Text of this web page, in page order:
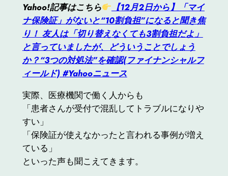
Yahoo!記事はこちら
【12月2日から】「マイ
ナ保険証」がないと“10割負担”になると聞き焦
り！ 友人は「切り替えなくても3割負担だよ」
と言っていましたが、どういうことでしょう
か？“3つの対処法”を確認(ファイナンシャルフ
ィールド) #Yahooニュース
実際、医療機関で働く人からも
「患者さんが受付で混乱してトラブルになりや
すい」
「保険証が使えなかったと言われる事例が増え
ている」
といった声も聞こえてきます。